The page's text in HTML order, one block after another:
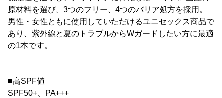
原材料を選び、3つのフリー、4つのバリア処方を採用。
男性・女性ともに使用していただけるユニセックス商品で
あり、紫外線と夏のトラブルからWガードしたい方に最適
の1本です。
■高SPF値
SPF50+、PA+++